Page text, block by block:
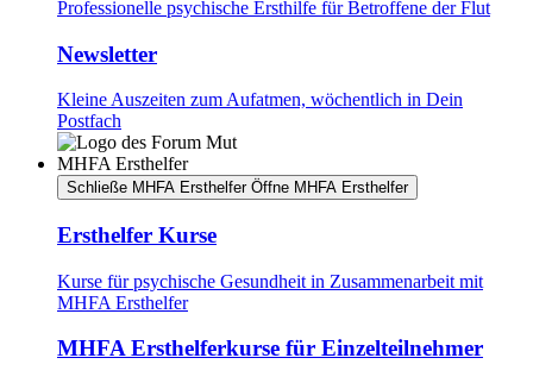
Professionelle psychische Ersthilfe für Betroffene der Flut
Newsletter
Kleine Auszeiten zum Aufatmen, wöchentlich in Dein
Postfach
MHFA Ersthelfer
Schließe MHFA Ersthelfer Öffne MHFA Ersthelfer
Ersthelfer Kurse
Kurse für psychische Gesundheit in Zusammenarbeit mit
MHFA Ersthelfer
MHFA Ersthelferkurse für Einzelteilnehmer